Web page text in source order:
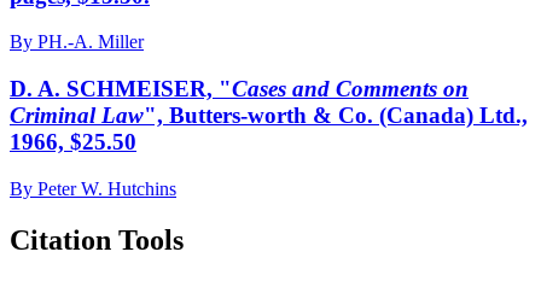
By PH.-A. Miller
D. A. SCHMEISER, "Cases and Comments on
Criminal Law", Butters-worth & Co. (Canada) Ltd.,
1966, $25.50
By Peter W. Hutchins
Citation Tools